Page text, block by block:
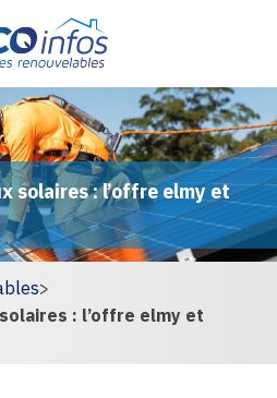
solaires : l’offre elmy et
>
: l’offre elmy et